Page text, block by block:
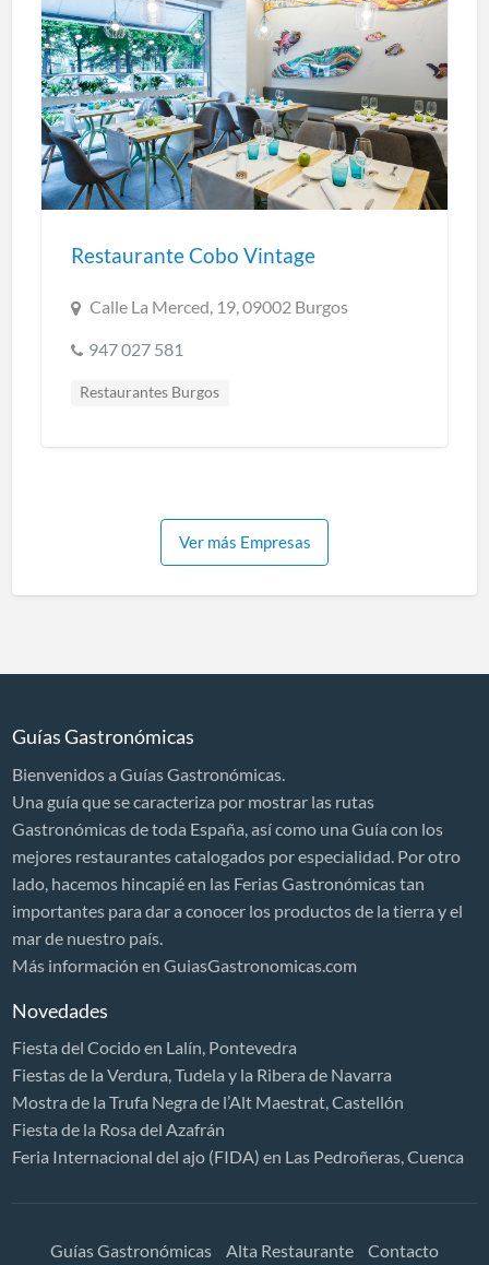
Restaurante Cobo Vintage
Calle La Merced, 19, 09002 Burgos
947 027 581
Restaurantes Burgos
Ver más Empresas
Guías Gastronómicas
Bienvenidos a Guías Gastronómicas.
Una guía que se caracteriza por mostrar las rutas
Gastronómicas de toda España, así como una Guía con los
mejores restaurantes catalogados por especialidad. Por otro
lado, hacemos hincapié en las Ferias Gastronómicas tan
importantes para dar a conocer los productos de la tierra y el
mar de nuestro país.
Más información en GuiasGastronomicas.com
Novedades
Fiesta del Cocido en Lalín, Pontevedra
Fiestas de la Verdura, Tudela y la Ribera de Navarra
Mostra de la Trufa Negra de l’Alt Maestrat, Castellón
Fiesta de la Rosa del Azafrán
Feria Internacional del ajo (FIDA) en Las Pedroñeras, Cuenca
Guías Gastronómicas Alta Restaurante Contacto